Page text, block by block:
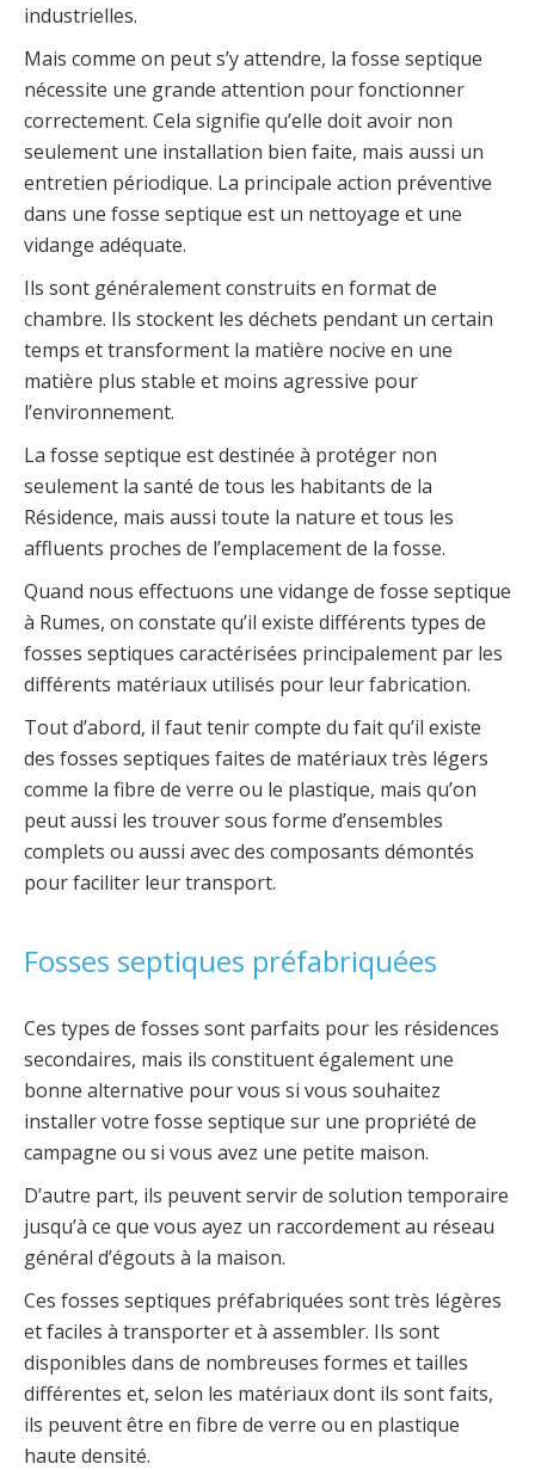
industrielles.
Mais comme on peut s’y attendre, la fosse septique
nécessite une grande attention pour fonctionner
correctement. Cela signifie qu’elle doit avoir non
seulement une installation bien faite, mais aussi un
entretien périodique. La principale action préventive
dans une fosse septique est un nettoyage et une
vidange adéquate.
Ils sont généralement construits en format de
chambre. Ils stockent les déchets pendant un certain
temps et transforment la matière nocive en une
matière plus stable et moins agressive pour
l’environnement.
La fosse septique est destinée à protéger non
seulement la santé de tous les habitants de la
Résidence, mais aussi toute la nature et tous les
affluents proches de l’emplacement de la fosse.
Quand nous effectuons une vidange de fosse septique
à Rumes, on constate qu’il existe différents types de
fosses septiques caractérisées principalement par les
différents matériaux utilisés pour leur fabrication.
Tout d’abord, il faut tenir compte du fait qu’il existe
des fosses septiques faites de matériaux très légers
comme la fibre de verre ou le plastique, mais qu’on
peut aussi les trouver sous forme d’ensembles
complets ou aussi avec des composants démontés
pour faciliter leur transport.
Fosses septiques préfabriquées
Ces types de fosses sont parfaits pour les résidences
secondaires, mais ils constituent également une
bonne alternative pour vous si vous souhaitez
installer votre fosse septique sur une propriété de
campagne ou si vous avez une petite maison.
D’autre part, ils peuvent servir de solution temporaire
jusqu’à ce que vous ayez un raccordement au réseau
général d’égouts à la maison.
Ces fosses septiques préfabriquées sont très légères
et faciles à transporter et à assembler. Ils sont
disponibles dans de nombreuses formes et tailles
différentes et, selon les matériaux dont ils sont faits,
ils peuvent être en fibre de verre ou en plastique
haute densité.